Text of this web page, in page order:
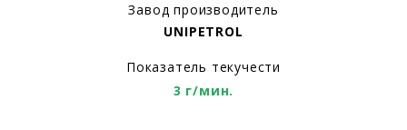
Завод производитель
UNIPETROL
Показатель текучести
3 г/мин.